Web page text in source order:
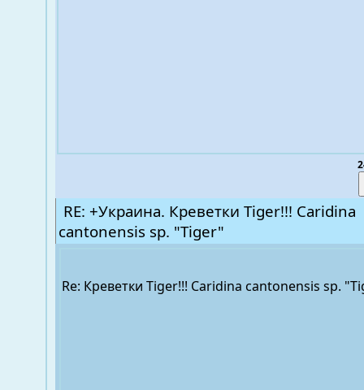
RE: +Украина. Креветки Tiger!!! Caridina
cantonensis sp. "Tiger"
Re: Креветки Tiger!!! Caridina cantonensis sp.